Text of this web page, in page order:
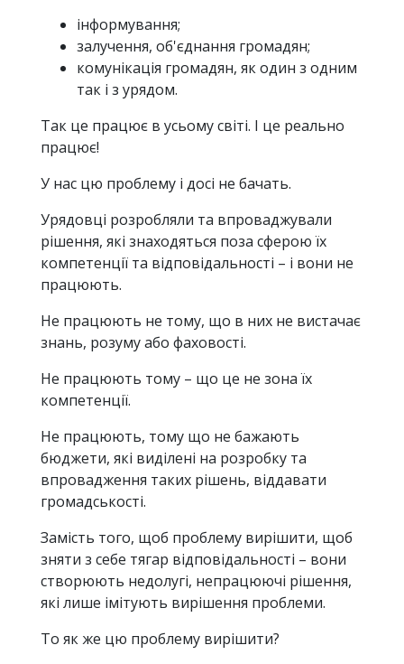
інформування;
залучення, об'єднання громадян;
комунікація громадян, як один з одним
так і з урядом.
Так це працює в усьому світі. І це реально
працює!
У нас цю проблему і досі не бачать.
Урядовці розробляли та впроваджували
рішення, які знаходяться поза сферою їх
компетенції та відповідальності – і вони не
працюють.
Не працюють не тому, що в них не вистачає
знань, розуму або фаховості.
Не працюють тому – що це не зона їх
компетенції.
Не працюють, тому що не бажають
бюджети, які виділені на розробку та
впровадження таких рішень, віддавати
громадськості.
Замість того, щоб проблему вирішити, щоб
зняти з себе тягар відповідальності – вони
створюють недолугі, непрацюючі рішення,
які лише імітують вирішення проблеми.
То як же цю проблему вирішити?